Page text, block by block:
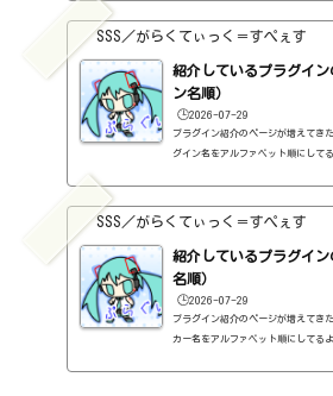
OST（UJAM）定価：59ドル → 19ドル
JAM）定価：59ドル → 9ドル（本家さ
価：59...
SSS／がらくてぃっく＝すぺぇす
紹介しているプラグイ
ン名順）
🕒️2026-07-29
プラグイン紹介のページが増えてき
グイン名をアルファベット順に
料）2B DELAYED CLASSIC（2B
VERBED（2B Played Music・リバ
B Played Music・フィルタープラグ
arts・EQ・無料）40'S VERY OWN
ム...
SSS／がらくてぃっく＝すぺぇす
紹介しているプラグイ
名順）
🕒️2026-07-29
プラグイン紹介のページが増えてき
カー名をアルファベット順に